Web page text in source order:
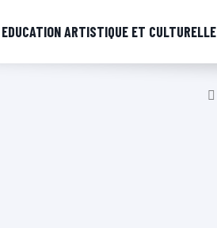
EDUCATION ARTISTIQUE ET CULTURELLE